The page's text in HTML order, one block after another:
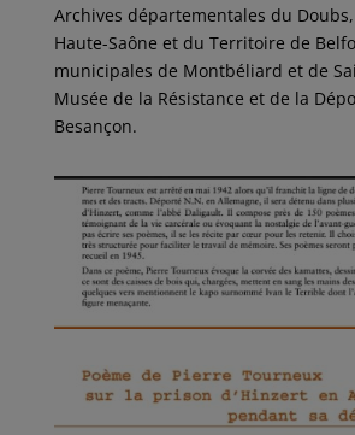
Archives départementales du
Haute-Saône et du Territoire de
municipales de Montbéliard et de
Musée de la Résistance et de la
Besançon.